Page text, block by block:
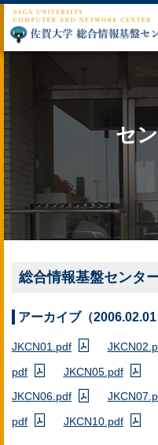
セ
総合情報基盤センタ
アーカイブ（2006.02.01
JKCN01.pdf
pdf
JKCN05.pdf
JKCN06.pdf
pdf
JKCN10.pdf